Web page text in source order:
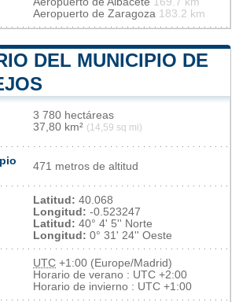
Aeropuerto de Zaragoza 183.2 km
DEL MUNICIPIO DE
3 780 hectáreas
37,80 km² (14,59 sq mi)
471 metros de altitud
Latitud: 40.068
Longitud: -0.523247
Latitud: 40° 4' 5'' Norte
Longitud: 0° 31' 24'' Oeste
UTC +1:00 (Europe/Madrid)
Horario de verano : UTC +2:00
Horario de invierno : UTC +1:00